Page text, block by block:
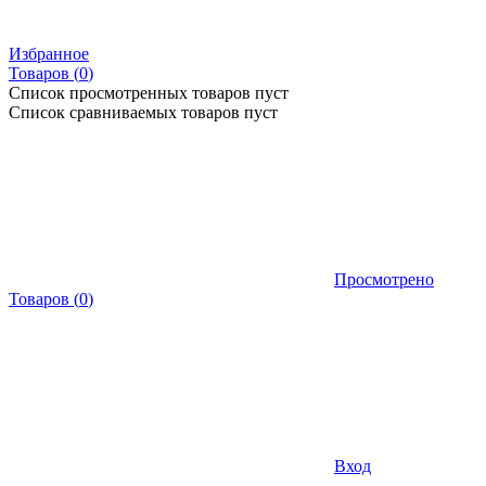
Избранное
Товаров (0)
Список просмотренных товаров пуст
Список сравниваемых товаров пуст
Просмотрено
Товаров (0)
Вход